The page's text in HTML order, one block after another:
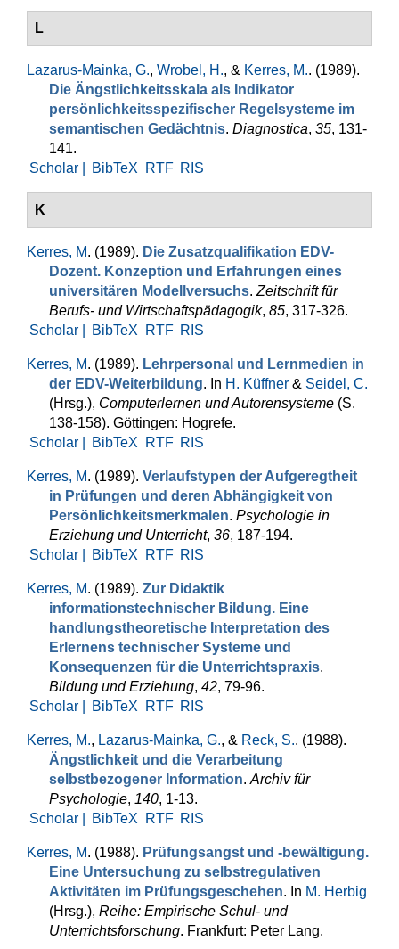
L
Lazarus-Mainka, G., Wrobel, H., & Kerres, M.. (1989).
Die Ängstlich­keits­skala als Indikator
persönlichkeitsspezi­fischer Regelsysteme im
semantischen Gedächtnis. Diagnostica, 35, 131-
141.
Scholar |
BibTeX RTF RIS
K
Kerres, M. (1989). Die Zusatzqualifikation EDV-
Dozent. Konzeption und Erfah­rungen eines
universitären Modellversuchs. Zeitschrift für
Berufs- und Wirtschaftspädagogik, 85, 317-326.
Scholar |
BibTeX RTF RIS
Kerres, M. (1989). Lehrpersonal und Lernmedien in
der EDV-Weiterbil­dung. In H. Küffner & Seidel, C.
(Hrsg.), Computerlernen und Autorensysteme (S.
138-158). Göttingen: Hogrefe.
Scholar |
BibTeX RTF RIS
Kerres, M. (1989). Verlaufstypen der Aufgeregtheit
in Prü­fungen und de­ren Abhän­gig­keit von
Persönlichkeitsmerkmalen. Psychologie in
Erziehung und Unterricht, 36, 187-194.
Scholar |
BibTeX RTF RIS
Kerres, M. (1989). Zur Didaktik
informationstechnischer Bildung. Eine
handlungstheoretische Interpretation des
Erlernens technischer Systeme und
Konsequenzen für die Unterrichtspraxis.
Bildung und Erziehung, 42, 79-96.
Scholar |
BibTeX RTF RIS
Kerres, M., Lazarus-Mainka, G., & Reck, S.. (1988).
Ängstlichkeit und die Verarbeitung
selbstbezogener Information. Archiv für
Psychologie, 140, 1-13.
Scholar |
BibTeX RTF RIS
Kerres, M. (1988). Prüfungsangst und -bewältigung.
Eine Un­tersuchung zu selbstregulativen
Aktivitäten im Prüfungsgeschehen. In M. Herbig
(Hrsg.), Reihe: Empirische Schul- und
Unterrichtsforschung. Frankfurt: Peter Lang.